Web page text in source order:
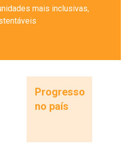
mais inclusivas,
Progresso
no país